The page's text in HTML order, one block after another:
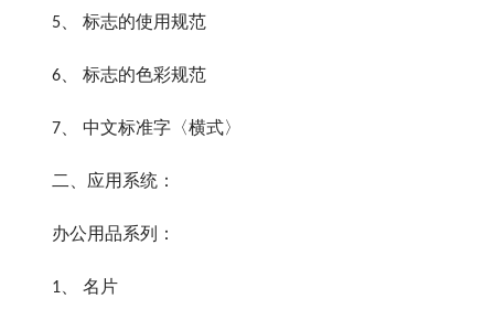
5、 标志的使用规范
6、 标志的色彩规范
7、 中文标准字〈横式〉
二、应用系统：
办公用品系列：
1、 名片